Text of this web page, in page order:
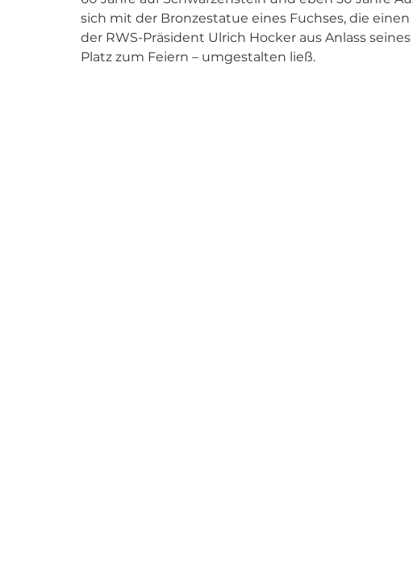
sich mit der Bronzestatue eines Fuchses, die
der RWS-Präsident Ulrich Hocker aus Anlass
Platz zum Feiern – umgestalten ließ.